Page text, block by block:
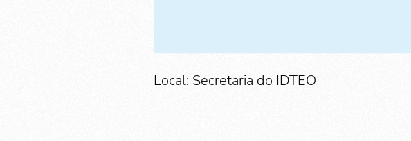
Local: Secretaria do IDTEO